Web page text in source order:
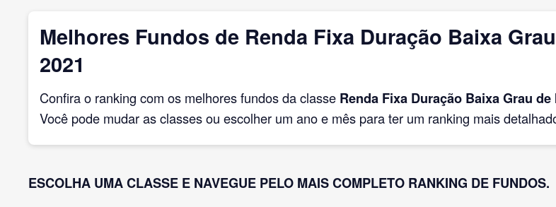
Melhores Fundos de Renda Fixa Duração Baixa
2021
Confira o ranking com os melhores fundos da classe Renda Fixa Duração Baixa Grau
Você pode mudar as classes ou escolher um ano e mês para ter um ranking mais
ESCOLHA UMA CLASSE E NAVEGUE PELO MAIS COMPLETO RANKING DE FUNDOS.